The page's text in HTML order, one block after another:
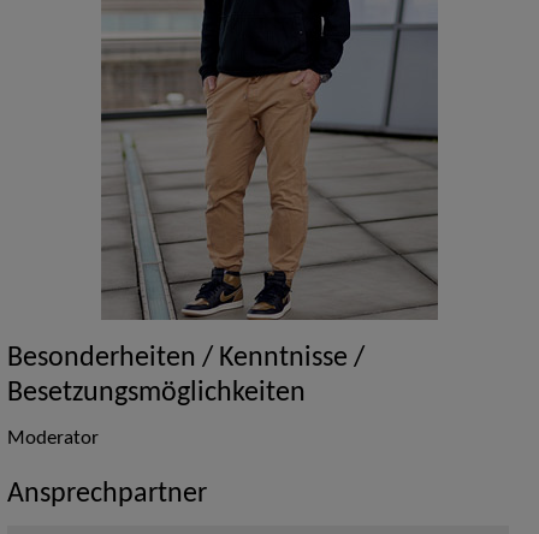
Besonderheiten / Kenntnisse /
Besetzungsmöglichkeiten
Moderator
Ansprechpartner